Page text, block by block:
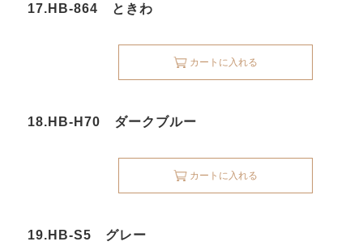
17.HB-864 ときわ
カートに入れる
18.HB-H70 ダークブルー
カートに入れる
19.HB-S5 グレー